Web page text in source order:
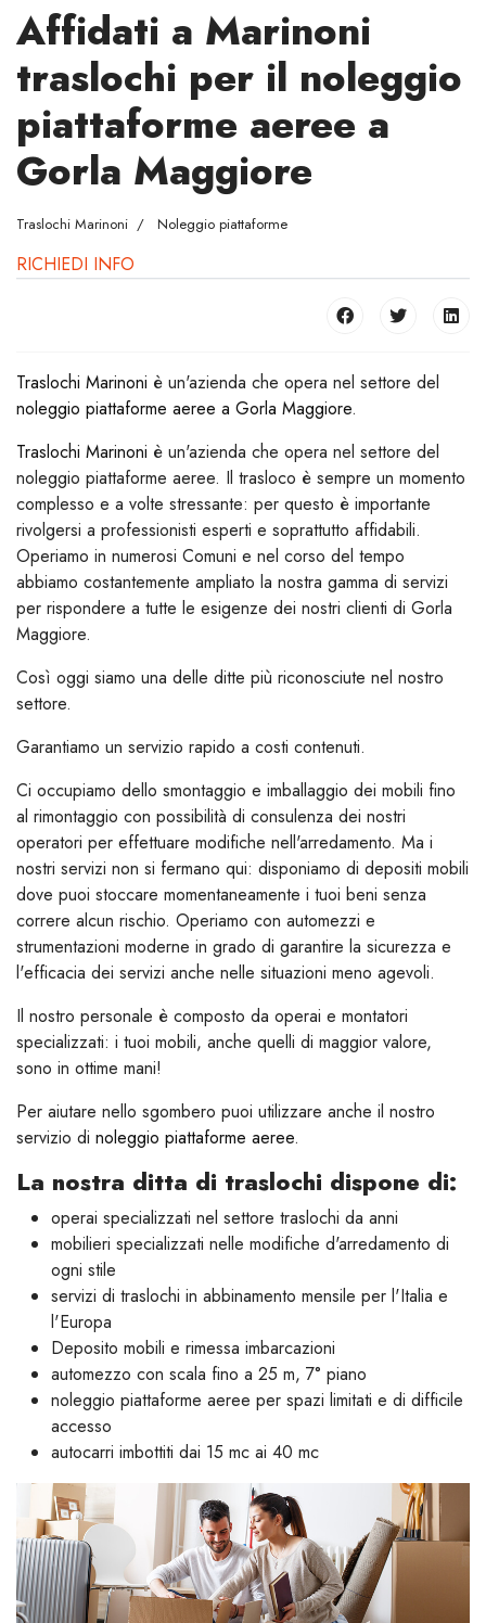
Affidati a Marinoni
traslochi per il noleggio
piattaforme aeree a
Gorla Maggiore
Traslochi Marinoni Noleggio piattaforme
RICHIEDI INFO
Traslochi Marinoni è un'azienda che opera nel settore del
noleggio piattaforme aeree a Gorla Maggiore.
Traslochi Marinoni è un'azienda che opera nel settore del
noleggio piattaforme aeree. Il trasloco è sempre un momento
complesso e a volte stressante: per questo è importante
rivolgersi a professionisti esperti e soprattutto affidabili.
Operiamo in numerosi Comuni e nel corso del tempo
abbiamo costantemente ampliato la nostra gamma di servizi
per rispondere a tutte le esigenze dei nostri clienti di Gorla
Maggiore.
Così oggi siamo una delle ditte più riconosciute nel nostro
settore.
Garantiamo un servizio rapido a costi contenuti.
Ci occupiamo dello smontaggio e imballaggio dei mobili fino
al rimontaggio con possibilità di consulenza dei nostri
operatori per effettuare modifiche nell'arredamento. Ma i
nostri servizi non si fermano qui: disponiamo di depositi mobili
dove puoi stoccare momentaneamente i tuoi beni senza
correre alcun rischio. Operiamo con automezzi e
strumentazioni moderne in grado di garantire la sicurezza e
l'efficacia dei servizi anche nelle situazioni meno agevoli.
Il nostro personale è composto da operai e montatori
specializzati: i tuoi mobili, anche quelli di maggior valore,
sono in ottime mani!
Per aiutare nello sgombero puoi utilizzare anche il nostro
servizio di noleggio piattaforme aeree.
La nostra ditta di traslochi dispone di:
operai specializzati nel settore traslochi da anni
mobilieri specializzati nelle modifiche d'arredamento di
ogni stile
servizi di traslochi in abbinamento mensile per l'Italia e
l'Europa
Deposito mobili e rimessa imbarcazioni
automezzo con scala fino a 25 m, 7° piano
noleggio piattaforme aeree per spazi limitati e di difficile
accesso
autocarri imbottiti dai 15 mc ai 40 mc